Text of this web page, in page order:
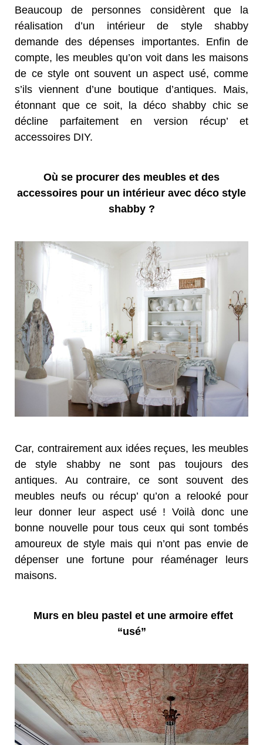
Beaucoup de personnes considèrent que la
réalisation d’un intérieur de style shabby
demande des dépenses importantes. Enfin de
compte, les meubles qu’on voit dans les maisons
de ce style ont souvent un aspect usé, comme
s’ils viennent d’une boutique d’antiques. Mais,
étonnant que ce soit, la déco shabby chic se
décline parfaitement en version récup’ et
accessoires DIY.
Où se procurer des meubles et des
accessoires pour un intérieur avec déco style
shabby ?
Car, contrairement aux idées reçues, les meubles
de style shabby ne sont pas toujours des
antiques. Au contraire, ce sont souvent des
meubles neufs ou récup’ qu’on a relooké pour
leur donner leur aspect usé ! Voilà donc une
bonne nouvelle pour tous ceux qui sont tombés
amoureux de style mais qui n’ont pas envie de
dépenser une fortune pour réaménager leurs
maisons.
Murs en bleu pastel et une armoire effet
“usé”